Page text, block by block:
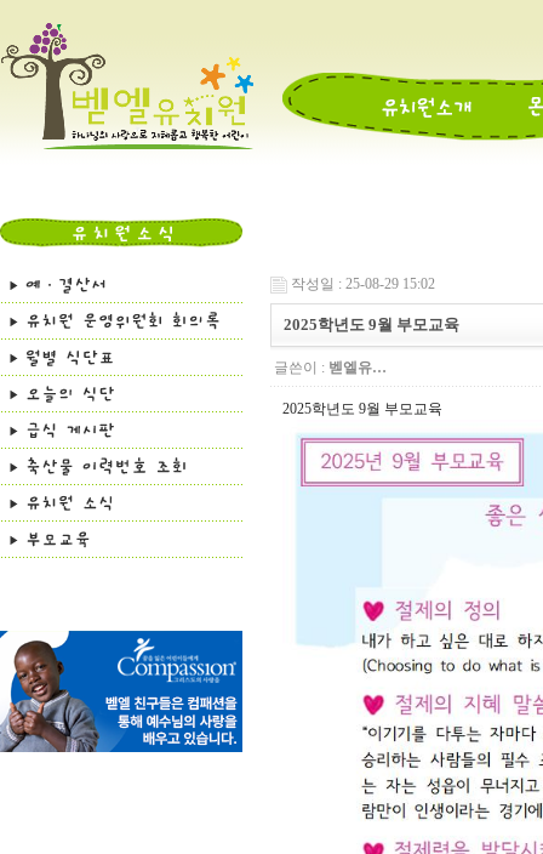
작성일 : 25-08-29 15:02
2025학년도 9월 부모교육
글쓴이 : 벧엘유…
2025학년도 9월 부모교육